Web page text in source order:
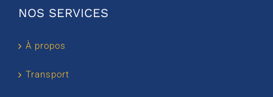
NOS SERVICES
À propos
Transport